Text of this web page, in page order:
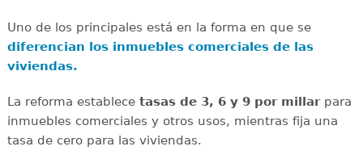
Uno de los principales está en la forma en que se
diferencian los inmuebles comerciales de las
viviendas.
La reforma establece tasas de 3, 6 y 9 por millarpara
inmuebles comerciales y otros usos, mientras fija una
tasa de cero para las viviendas.